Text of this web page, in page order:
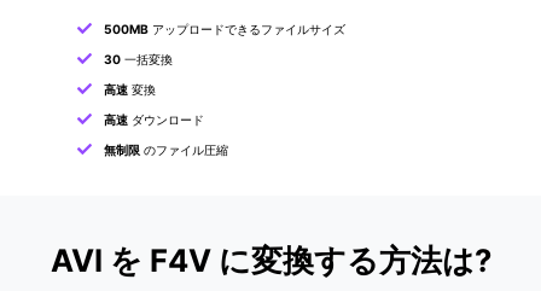
500MBアップロードできるファイルサイズ
30一括変換
高速変換
高速ダウンロード
無制限のファイル圧縮
AVI を F4V に変換する方法は?